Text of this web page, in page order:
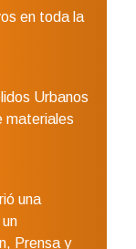
en toda la
Urbanos
materiales
una
Prensa y